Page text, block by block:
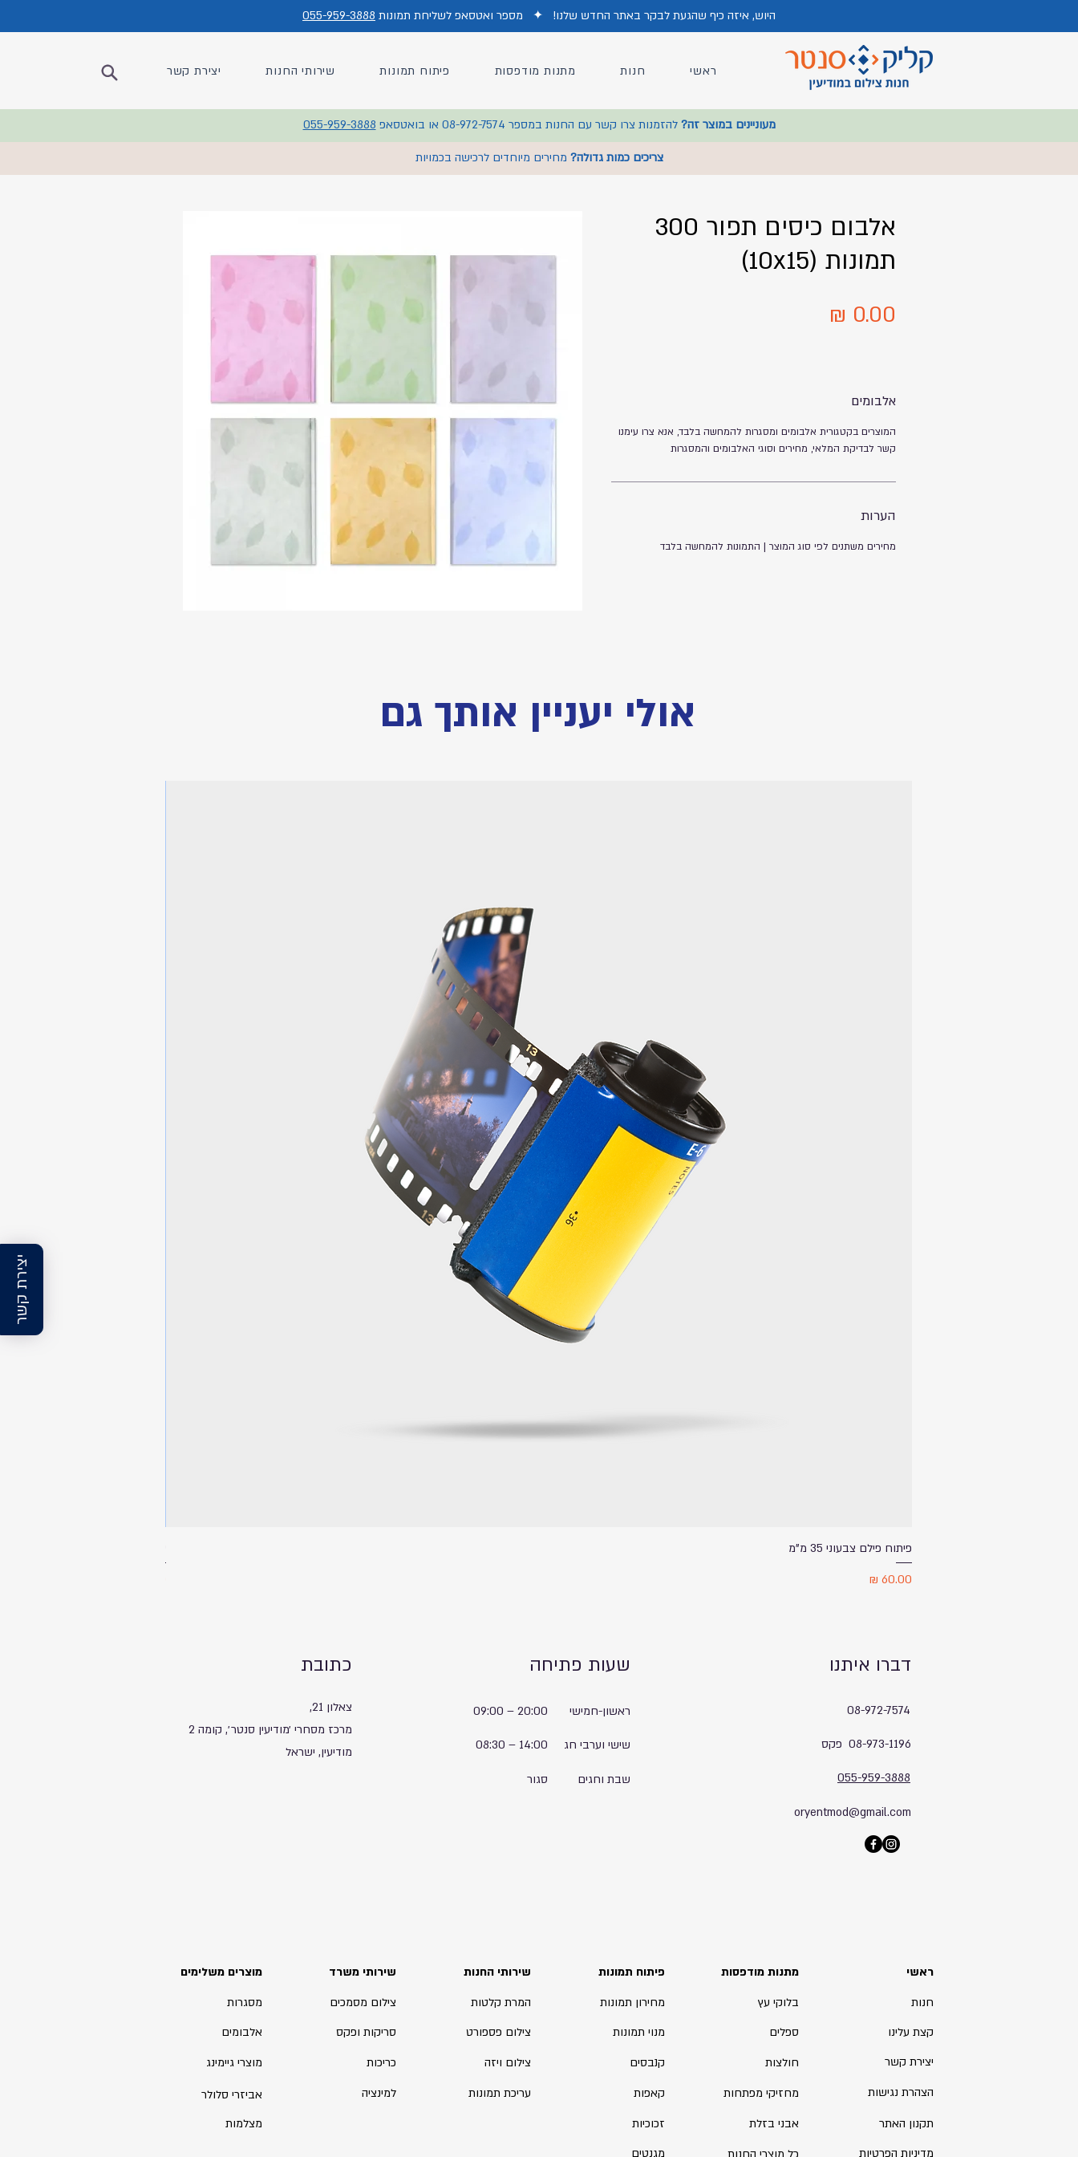
היוש, איזה כיף שהגעת לבקר באתר החדש שלנו! ✦ מספר ואטסאפ לשליחת תמונות 055-959-3888
ראשי חנות מתנות מודפסות פיתוח תמונות שירותי החנות יצירת קשר
יצירת קשר
מעוניינים במוצר זה? להזמנות צרו קשר עם החנות במספר 08-972-7574 או בואטסאפ 055-959-3888
צריכים כמות גדולה? מחירים מיוחדים לרכישה בכמויות
אלבום כיסים תפור 300
תמונות (10x15)
אלבומים
המוצרים בקטגורית אלבומים ומסגרות להמחשה בלבד, אנא צרו עימנו
קשר לבדיקת המלאי, מחירים וסוגי האלבומים והמסגרות
הערות
מחירים משתנים לפי סוג המוצר | התמונות להמחשה בלבד
אולי יעניין אותך גם
פיתוח פילם צבעוני 35 מ"מ
מחיר
כתובת
צאלון 21,
מרכז מסחרי ׳מודיעין סנטר׳, קומה 2
מודיעין, ישראל
שעות פתיחה
20:00
– ראשון-חמישי
14:00
– שישי וערבי חג
סגור שבת וחגים
דברו איתנו
08-972-7574
08-973-1196 פקס
055-959-3888
oryentmod@gmail.com
מוצרים משלימים
מסגרות
אלבומים
מוצרי גיימינג
אביזרי סלולר
שירותי משרד
צילום מסמכים
סריקות ופקס
כריכות
למינציה
מצלמות
שירותי החנות
המרת קלטות
צילום פספורט
צילום ויזה
עריכת תמונות
פיתוח תמונות
מחירון תמונות
מנוי תמונות
קנבסים
קאפות
זכוכיות
מגנטים
מתנות מודפסות
בלוקי עץ
ספלים
חולצות
מחזיקי מפתחות
אבני בזלת
ראשי
חנות
קצת עלינו
יצירת קשר
הצהרת נגישות
תקנון האתר
מדיניות הפרטיות